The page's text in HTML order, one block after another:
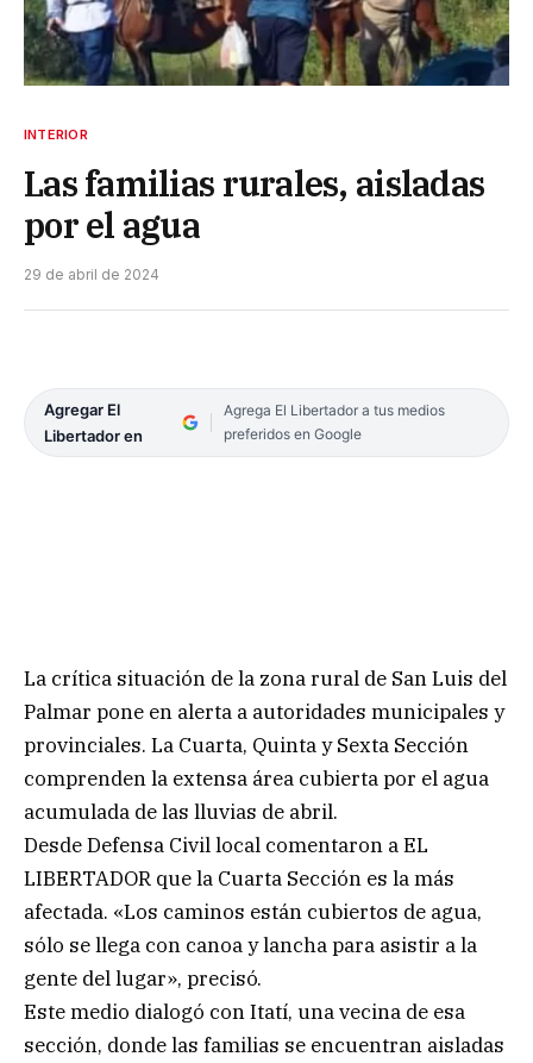
INTERIOR
Las familias rurales, aisladas
por el agua
29 de abril de 2024
Agregar El
Libertador en
Agrega El Libertador a tus medios
preferidos en Google
La crítica situación de la zona rural de San Luis del
Palmar pone en alerta a autoridades municipales y
provinciales. La Cuarta, Quinta y Sexta Sección
comprenden la extensa área cubierta por el agua
acumulada de las lluvias de abril.
Desde Defensa Civil local comentaron a EL
LIBERTADOR que la Cuarta Sección es la más
afectada. «Los caminos están cubiertos de agua,
sólo se llega con canoa y lancha para asistir a la
gente del lugar», precisó.
Este medio dialogó con Itatí, una vecina de esa
sección, donde las familias se encuentran aisladas